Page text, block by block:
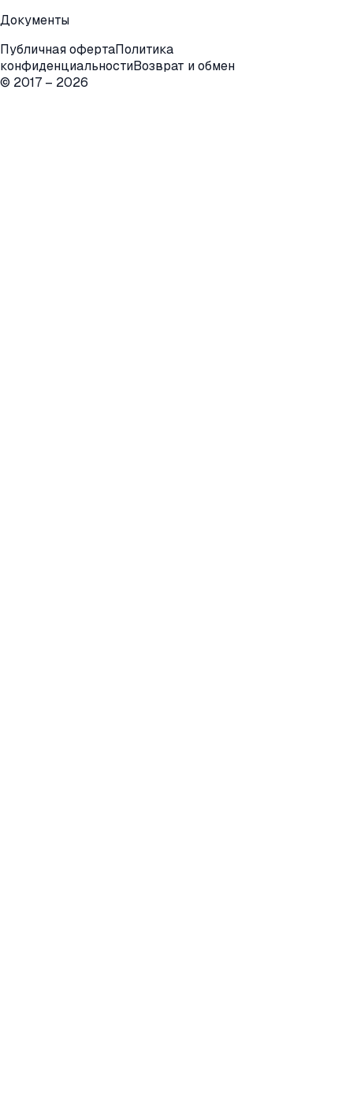
Документы
Публичная офертаПолитика
конфиденциальностиВозврат и обмен
© 2017 – 2026